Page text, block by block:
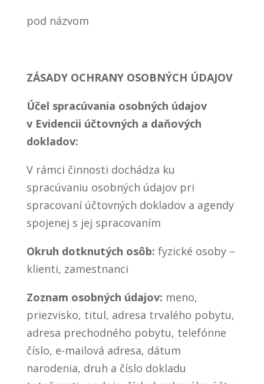
pod názvom
ZÁSADY OCHRANY OSOBNÝCH ÚDAJOV
Účel spracúvania osobných údajov
v Evidencii účtovných a daňových
dokladov:
V rámci činnosti dochádza ku
spracúvaniu osobných údajov pri
spracovaní účtovných dokladov a agendy
spojenej s jej spracovaním
Okruh dotknutých osôb: fyzické osoby –
klienti, zamestnanci
Zoznam osobných údajov: meno,
priezvisko, titul, adresa trvalého pobytu,
adresa prechodného pobytu, telefónne
číslo, e-mailová adresa, dátum
narodenia, druh a číslo dokladu